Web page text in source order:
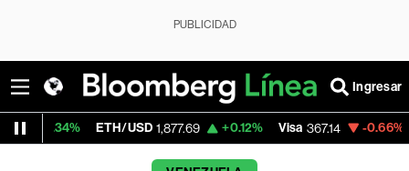
PUBLICIDAD
Ingresar
ETH/USD 1,877.69 +0.12% Visa 367.14 -0.66%